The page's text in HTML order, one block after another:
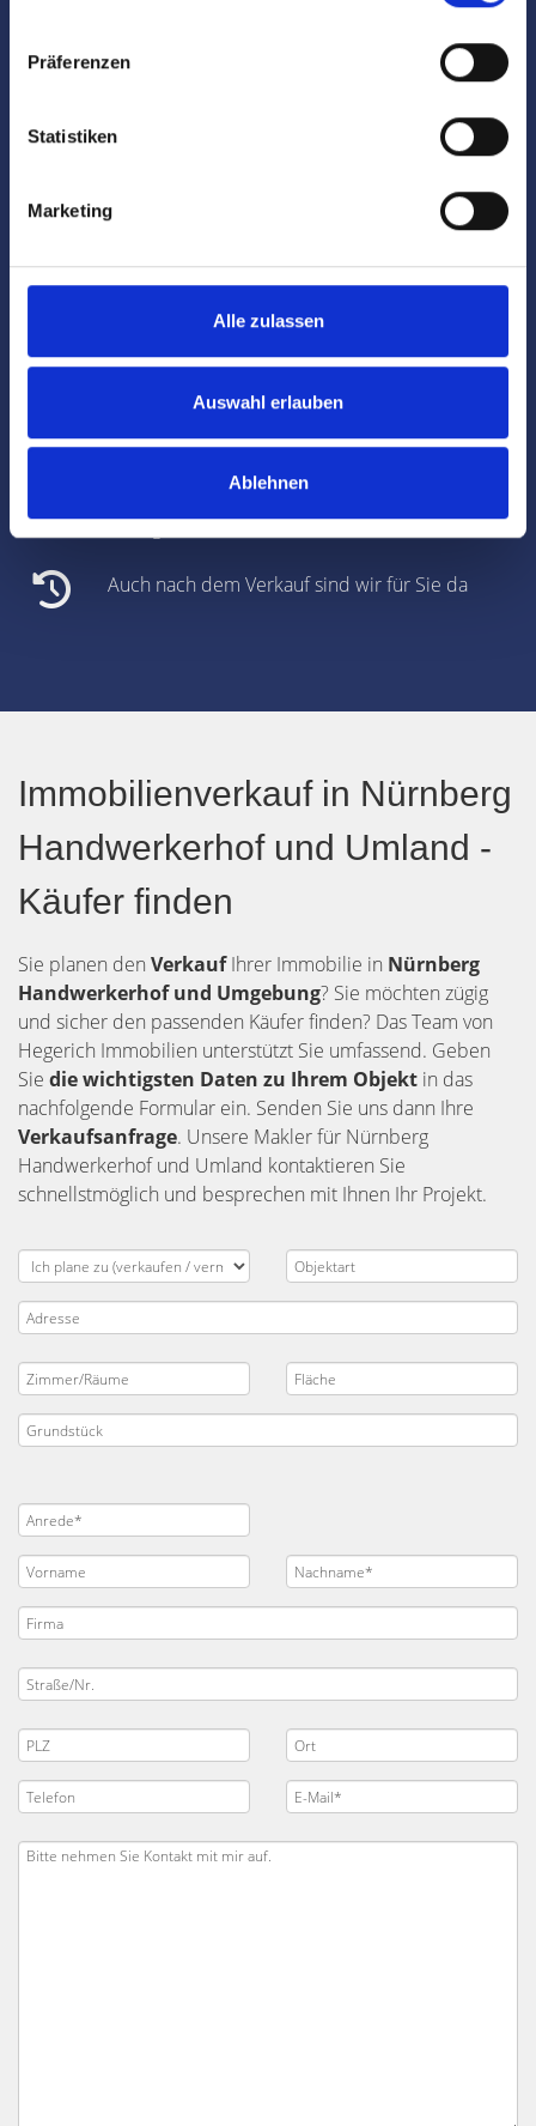
Präferenzen
Statistiken
Marketing
Alle zulassen
Auswahl erlauben
Ablehnen
Prüfung der Finanzierung des Käufers
Unterstützung bei den Vertragsverhandlungen
Vorbereitung des Kaufvertrages/Mietvertrages
Vorbereitung und Koordinierung des
Marktdaten
Begleitung und Unterstützung bei der Objekt-
Übergabe
Auch nach dem Verkauf sind wir für Sie da
Immobilienverkauf in Nürnberg
Handwerkerhof und Umland -
Käufer finden
Sie planen den VerkaufIhrer Immobilie in Nürnberg
Handwerkerhof und Umgebung? Sie möchten zügig
und sicher den passenden Käufer finden? Das Team von
Hegerich Immobilien unterstützt Sie umfassend. Geben
Sie diewichtigsten Daten zu Ihrem Objekt in das
nachfolgende Formular ein. Senden Sie uns dann Ihre
Verkaufsanfrage. Unsere Makler für Nürnberg
Handwerkerhof und Umland kontaktieren Sie
schnellstmöglich und besprechen mit Ihnen Ihr Projekt.